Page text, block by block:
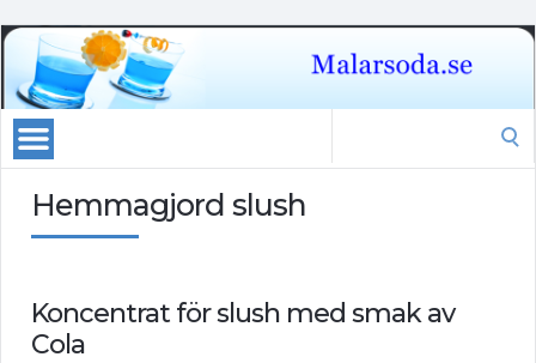
Hemmagjord slush
Koncentrat för slush med smak av
Cola